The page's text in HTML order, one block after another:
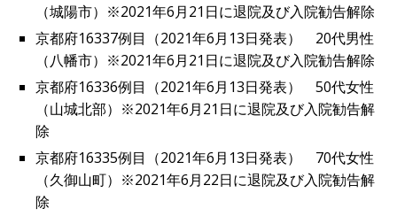
（城陽市）※2021年6月21日に退院及び入院勧告解除
京都府16337例目（2021年6月13日発表） 20代男性
（八幡市）※2021年6月21日に退院及び入院勧告解除
京都府16336例目（2021年6月13日発表） 50代女性
（山城北部）※2021年6月21日に退院及び入院勧告解
除
京都府16335例目（2021年6月13日発表） 70代女性
（久御山町）※2021年6月22日に退院及び入院勧告解
除